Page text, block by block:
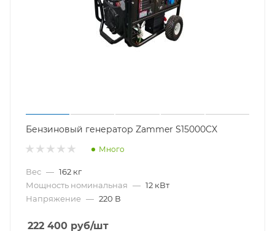
Бензиновый генератор Zammer S15000CX
Много
Вес — 162 кг
Мощность номинальная — 12 кВт
Напряжение — 220 В
222 400 руб/шт